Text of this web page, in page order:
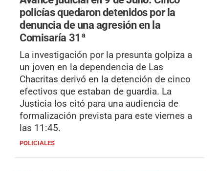
policías quedaron detenidos por la
denuncia de una agresión en la
Comisaría 31ª
La investigación por la presunta golpiza a
un joven en la dependencia de Las
Chacritas derivó en la detención de cinco
efectivos que estaban de guardia. La
Justicia los citó para una audiencia de
formalización prevista para este viernes a
las 11:45.
POLICIALES